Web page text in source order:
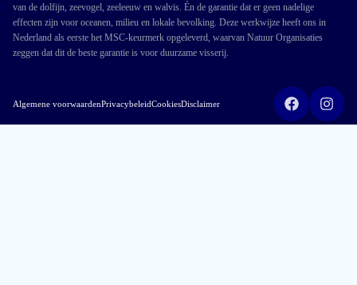
van de dolfijn, zeevogel, zeeleeuw en walvis. Én de garantie dat er geen nadelige
effecten zijn voor oceanen, milieu en lokale bevolking. Deze werkwijze heeft ons in
Nederland als eerste het MSC-keurmerk opgeleverd, waarvan Natuur Organisaties
zeggen dat dit de beste garantie is voor duurzame visserij.
Algemene voorwaardenPrivacybeleidCookiesDisclaimer